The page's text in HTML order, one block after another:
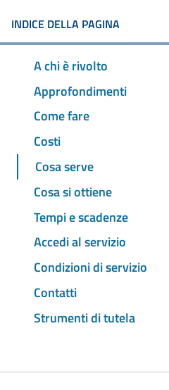
INDICE DELLA PAGINA
A chi è rivolto
Approfondimenti
Come fare
Costi
Cosa serve
Cosa si ottiene
Tempi e scadenze
Accedi al servizio
Condizioni di servizio
Contatti
Strumenti di tutela